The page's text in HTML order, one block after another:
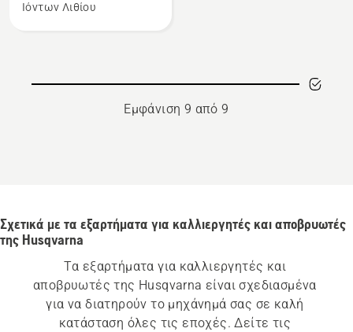
BLi950X
Ιόντων Λιθίου
Εμφάνιση 9 από 9
Σχετικά με τα εξαρτήματα για καλλιεργητές και αποβρυωτές
της Husqvarna
Τα εξαρτήματα για καλλιεργητές και
αποβρυωτές της Husqvarna είναι σχεδιασμένα
για να διατηρούν το μηχάνημά σας σε καλή
κατάσταση όλες τις εποχές. Δείτε τις